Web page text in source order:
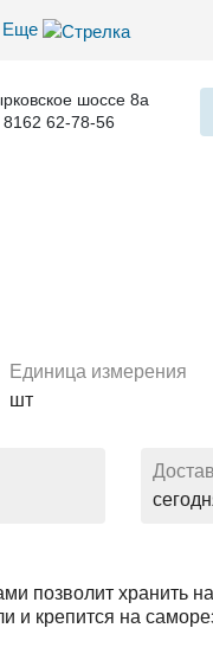
Еще
шоссе 8а
8162 62-78-56
Единица измерения
шт
позволит хранить
и крепится на